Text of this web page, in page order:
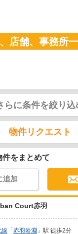
店舗、事務所
らに条件を絞り込
物件リクエスト
をまとめて
追加
Court赤羽
線 「赤羽岩淵 」駅 徒歩2分